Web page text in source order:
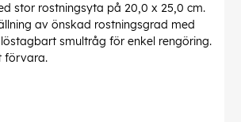
stor rostningsyta på 20,0 x 25,0 cm.
av önskad rostningsgrad med
smultråg för enkel rengöring.
förvara.